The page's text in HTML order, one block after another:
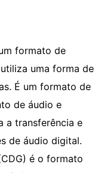
formato de
uma forma de
É um formato de
de áudio e
a transferência e
de áudio digital.
é o formato